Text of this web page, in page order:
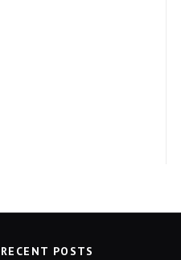
RECENT POSTS